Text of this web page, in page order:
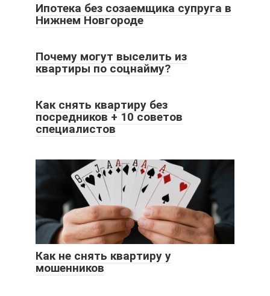
Ипотека без созаемщика супруга в
Нижнем Новгороде
Почему могут выселить из
квартиры по соцнайму?
Как снять квартиру без
посредников + 10 советов
специалистов
Как не снять квартиру у
мошенников